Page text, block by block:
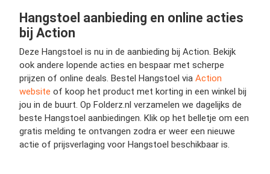
Hangstoel aanbieding en online acties
bij Action
Deze Hangstoel is nu in de aanbieding bij Action. Bekijk
ook andere lopende acties en bespaar met scherpe
prijzen of online deals. Bestel Hangstoel via Action
website of koop het product met korting in een winkel bij
jou in de buurt. Op Folderz.nl verzamelen we dagelijks de
beste Hangstoel aanbiedingen. Klik op het belletje om een
gratis melding te ontvangen zodra er weer een nieuwe
actie of prijsverlaging voor Hangstoel beschikbaar is.